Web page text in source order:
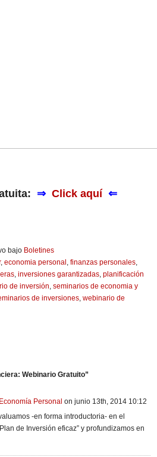
⇒ Click aquí ⇐
bajo Boletines
, economia personal, finanzas personales,
, inversiones garantizadas, planificación
de inversión, seminarios de economia y
de inversiones, webinario de
Webinario Gratuito”
Personal on junio 13th, 2014 10:12
-en forma introductoria- en el
de Inversión eficaz” y profundizamos en